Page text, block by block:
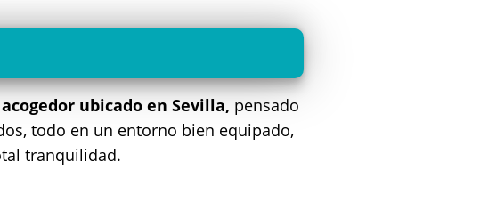
ubicado en Sevilla, pensado
todo en un entorno bien equipado,
tranquilidad.